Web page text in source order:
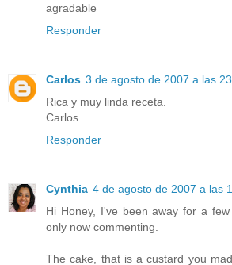
agradable
Responder
Carlos 3 de agosto de 2007 a las
Rica y muy linda receta.
Carlos
Responder
Cynthia 4 de agosto de 2007 a las
Hi Honey, I've been away for a
only now commenting.
The cake, that is a custard you